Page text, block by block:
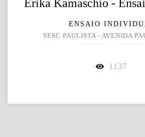
Erika Kamaschio -
ENSAIO
SESC PAULISTA - AVENIDA
1137